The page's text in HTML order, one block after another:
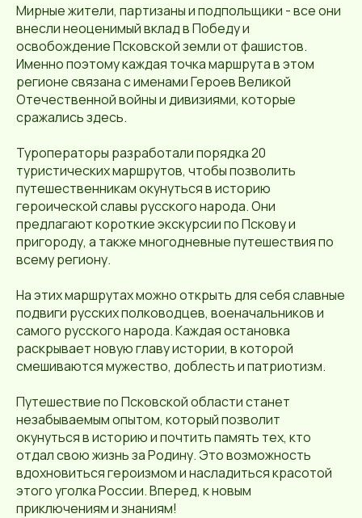
Мирные жители, партизаны и подпольщики - все они
внесли неоценимый вклад в Победу и
освобождение Псковской земли от фашистов.
Именно поэтому каждая точка маршрута в этом
регионе связана с именами Героев Великой
Отечественной войны и дивизиями, которые
сражались здесь.
Туроператоры разработали порядка 20
туристических маршрутов, чтобы позволить
путешественникам окунуться в историю
героической славы русского народа. Они
предлагают короткие экскурсии по Пскову и
пригороду, а также многодневные путешествия по
всему региону.
На этих маршрутах можно открыть для себя славные
подвиги русских полководцев, военачальников и
самого русского народа. Каждая остановка
раскрывает новую главу истории, в которой
смешиваются мужество, доблесть и патриотизм.
Путешествие по Псковской области станет
незабываемым опытом, который позволит
окунуться в историю и почтить память тех, кто
отдал свою жизнь за Родину. Это возможность
вдохновиться героизмом и насладиться красотой
этого уголка России. Вперед, к новым
приключениям и знаниям!